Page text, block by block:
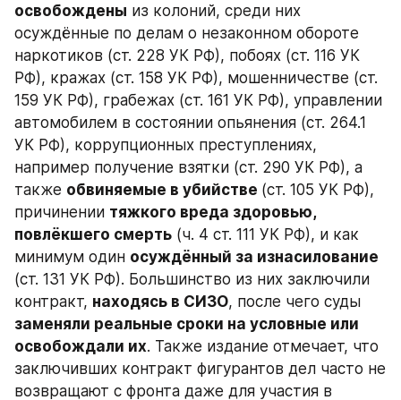
освобождены из колоний, среди них
осуждённые по делам о незаконном обороте
наркотиков (ст. 228 УК РФ), побоях (ст. 116 УК
РФ), кражах (ст. 158 УК РФ), мошенничестве (ст.
159 УК РФ), грабежах (ст. 161 УК РФ), управлении
автомобилем в состоянии опьянения (ст. 264.1
УК РФ), коррупционных преступлениях,
например получение взятки (ст. 290 УК РФ), а
также обвиняемые в убийстве (ст. 105 УК РФ),
причинении тяжкого вреда здоровью,
повлёкшего смерть (ч. 4 ст. 111 УК РФ), и как
минимум один осуждённый за изнасилование
(ст. 131 УК РФ). Большинство из них заключили
контракт, находясь в СИЗО
заменяли реальные сроки на условные или
освобождали их. Также издание отмечает, что
заключивших контракт фигурантов дел часто не
возвращают с фронта даже для участия в